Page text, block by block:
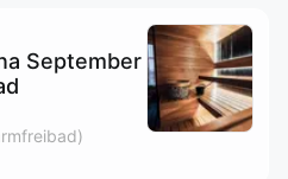
September